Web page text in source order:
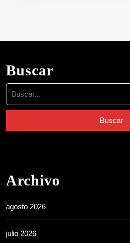
Buscar
Buscar:
Archivo
agosto 2026
julio 2026